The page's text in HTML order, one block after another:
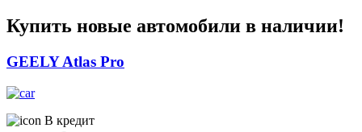
Купить новые автомобили в наличии!
GEELY Atlas Pro
В кредит